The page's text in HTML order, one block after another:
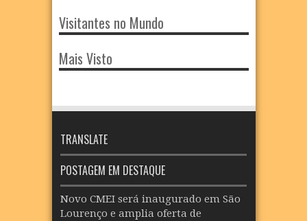
Visitantes no Mundo
Mais Visto
TRANSLATE
POSTAGEM EM DESTAQUE
Novo CMEI será inaugurado em São
Lourenço e amplia oferta de